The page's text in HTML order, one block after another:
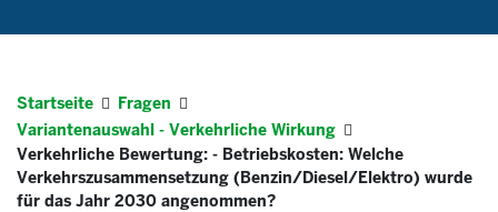
Startseite
Fragen
Variantenauswahl - Verkehrliche Wirkung
Verkehrliche Bewertung: - Betriebskosten: Welche
Verkehrszusammensetzung (Benzin/Diesel/Elektro) wurde
für das Jahr 2030 angenommen?